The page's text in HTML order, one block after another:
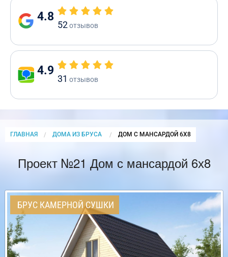
4.8
52отзывов
4.9
31 отзывов
ГЛАВНАЯ ДОМА ИЗ БРУСА CURRENT:
ДОМ С МАНСАРДОЙ 6Х8
Проект №21 Дом с мансардой 6х8
БРУС КАМЕРНОЙ СУШКИ